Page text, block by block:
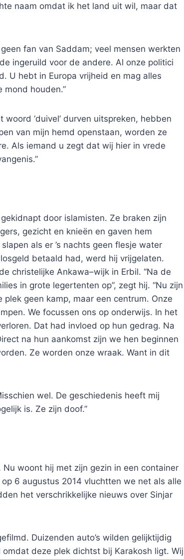
naam omdat ik het land uit wil, maar dat
fan van Saddam; veel mensen werkten
ingeruild voor de andere. Al onze politici
U hebt in Europa vrijheid en mag alles
mond houden.”
‘duivel’ durven uitspreken, hebben
van mijn hemd openstaan, worden ze
Als iemand u zegt dat wij hier in vrede
door islamisten. Ze braken zijn
gezicht en knieën en gaven hem
als er ’s nachts geen flesje water
betaald had, werd hij vrijgelaten.
christelijke Ankawa–wijk in Erbil. “Na de
in grote legertenten op”, zegt hij. “Nu zijn
geen kamp, maar een centrum. Onze
We focussen ons op onderwijs. In het
Dat had invloed op hun gedrag. Na
na hun aankomst zijn we hen beginnen
Ze worden onze wraak. Want in dit
wel. De geschiedenis heeft mij
is. Ze zijn doof.”
woont hij met zijn gezin in een container
6 augustus 2014 vluchtten we net als alle
het verschrikkelijke nieuws over Sinjar
Duizenden auto’s wilden gelijktijdig
deze plek dichtst bij Karakosh ligt. Wij